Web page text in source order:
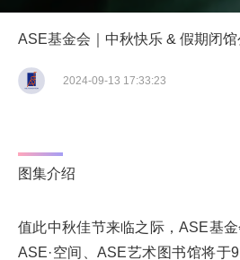
ASE基金会｜中秋快乐 & 假期闭
2024-09-13 17:33:23
图集介绍
值此中秋佳节来临之际，ASE基
ASE·空间、ASE艺术图书馆将于